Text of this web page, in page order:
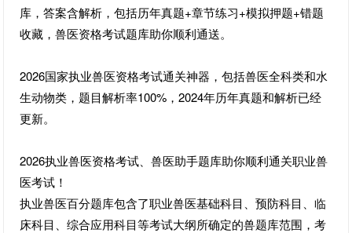
库，答案含解析，包括历年真题+章节练习+模拟押题+错题
收藏，兽医资格考试题库助你顺利通送。
2026国家执业兽医资格考试通关神器，包括兽医全科类和水
生动物类，题目解析率100%，2024年历年真题和解析已经
更新。
2026执业兽医资格考试、兽医助手题库助你顺利通关职业兽
医考试！
执业兽医百分题库包含了职业兽医基础科目、预防科目、临
床科目、综合应用科目等考试大纲所确定的兽题库范围，考